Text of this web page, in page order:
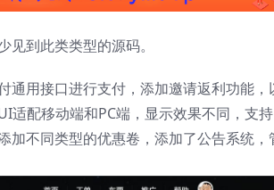
到此类类型的源码。
通用接口进行支付，添加邀请返利功能，
适配移动端和PC端，显示效果不同，支
加不同类型的优惠卷，添加了公告系统，